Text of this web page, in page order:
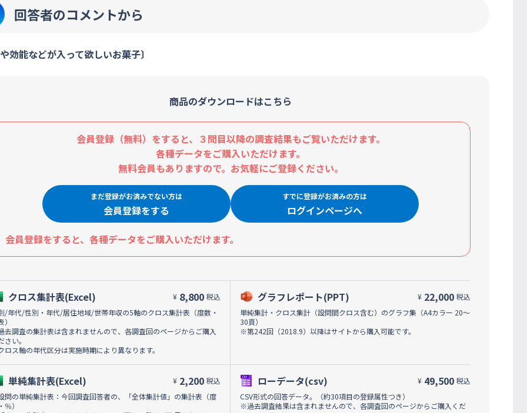
回答者のコメントから
効能などが入って欲しいお菓子〕
商品のダウンロードはこちら
会員登録（無料）をすると、３問目以降の調査結果もご覧いただけます。
各種データをご購入いただけます。
無料会員もありますので。お気軽にご登録ください。
まだ登録がお済みでない方は
会員登録をする
すでに登録がお済みの方は
ログインページへ
会員登録をすると、各種データをご購入いただけます。
クロス集計表(Excel) ¥ 8,800 税込
/年代/性別・年代/居住地域/世帯年収の5軸のクロス集計表（度数・
）
調査の集計表は含まれませんので、各調査回のページからご購入
さい。
ス軸の年代区分は実施時期により異なります。
単純集計表(Excel) ¥ 2,200 税込
問の単純集計表：今回調査回答者の、「全体集計値」の集計表（度
％）
グラフレポート(PPT) ¥ 22,000 税込
単純集計・クロス集計（設問間クロス含む）のグラフ集（A4カラー 20～
30頁）
※第242回（2018.9）以降はサイトから購入可能です。
ローデータ(csv) ¥ 49,500 税込
CSV形式の回答データ。（約30項目の登録属性つき）
※過去調査結果は含まれませんので、各調査回のページからご購入くだ